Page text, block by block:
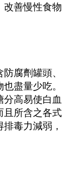
改善慢性食物
腐劑罐頭、
盡量少吃。
分高易使白血
且所含之各式
毒力減弱，